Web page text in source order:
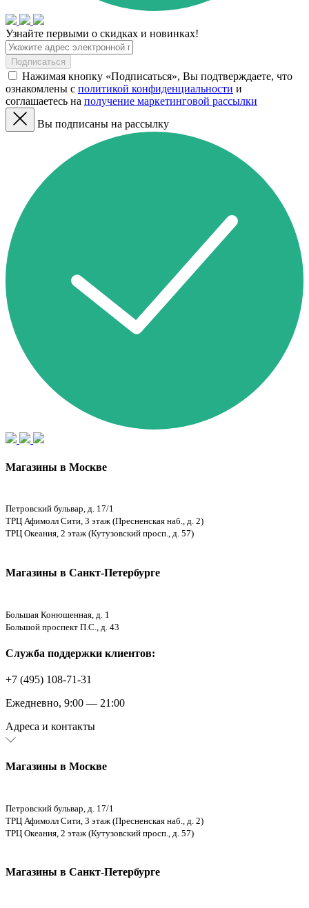
Узнайте первыми о скидках и новинках!
Подписаться
Нажимая кнопку «Подписаться», Вы подтверждаете, что
ознакомлены с политикой конфиденциальности и
соглашаетесь на получение маркетинговой рассылки
Вы подписаны на рассылку
Магазины в Москве
Петровский бульвар, д. 17/1
ТРЦ Афимолл Сити, 3 этаж (Пресненская наб., д. 2)
ТРЦ Океания, 2 этаж (Кутузовский просп., д. 57)
Магазины в Санкт-Петербурге
Большая Конюшенная, д. 1
Большой проспект П.С., д. 43
Служба поддержки клиентов:
+7 (495) 108-71-31
Ежедневно, 9:00 — 21:00
Адреса и контакты
Магазины в Москве
Петровский бульвар, д. 17/1
ТРЦ Афимолл Сити, 3 этаж (Пресненская наб., д. 2)
ТРЦ Океания, 2 этаж (Кутузовский просп., д. 57)
Магазины в Санкт-Петербурге